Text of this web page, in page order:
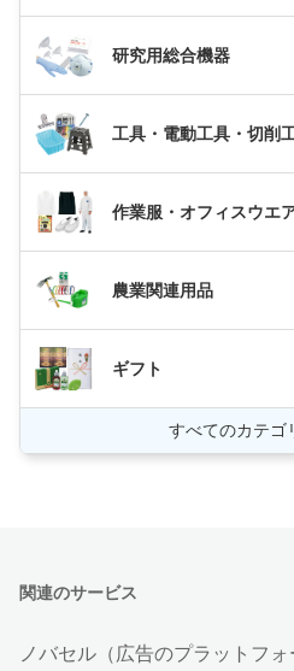
研究用総合機器
工具・電動工具・切削
作業服・オフィスウエ
農業関連用品
ギフト
すべてのカテゴ
関連のサービス
ノバセル（広告のプラットフォ